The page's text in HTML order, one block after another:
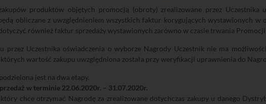
produktów objętych promocją (obroty) zrealizowane przez
obliczane z uwzględnieniem wszystkich faktur korygujących wystawionych
również faktur sprzedaży wystawionych zarówno w czasie trwania
przez Uczestnika oświadczenia o wyborze Nagrody Uczestnik nie ma
wartość zakupu uwzględniona została przy weryfikacji uprawnienia do
jest na dwa etapy.
w terminie 22.06.2020r. – 31.07.2020r.
chce otrzymać Nagrodę za zrealizowane dotychczas zakupy u danego